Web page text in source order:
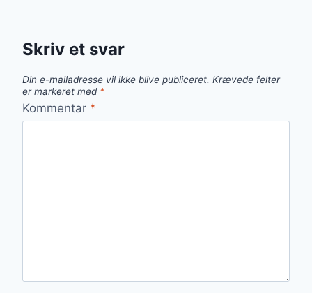
Skriv et svar
Din e-mailadresse vil ikke blive publiceret. Krævede felter
er markeret med *
Kommentar *